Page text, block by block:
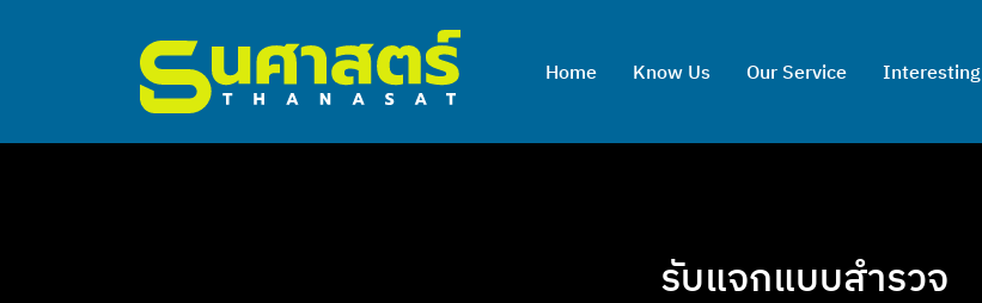
Home Know Us Our Service Interesting
รับแจกแบบสำรวจ